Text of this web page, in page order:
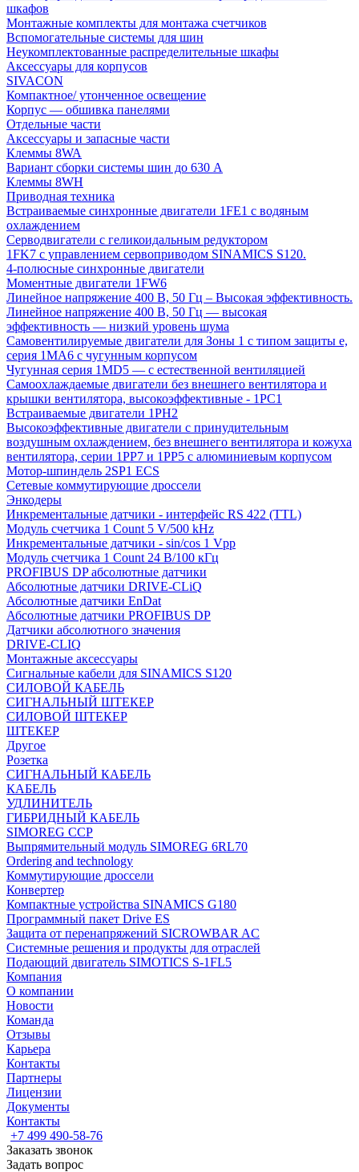
шкафов
Монтажные комплекты для монтажа счетчиков
Вспомогательные системы для шин
Неукомплектованные распределительные шкафы
Аксессуары для корпусов
SIVACON
Компактное/ утонченное освещение
Корпус — обшивка панелями
Отдельные части
Аксессуары и запасные части
Клеммы 8WA
Вариант сборки системы шин до 630 A
Клеммы 8WH
Приводная техника
Встраиваемые синхронные двигатели 1FE1 с водяным
охлаждением
Серводвигатели с геликоидальным редуктором
1FK7 с управлением сервоприводом SINAMICS S120.
4-полюсные синхронные двигатели
Моментные двигатели 1FW6
Линейное напряжение 400 В, 50 Гц – Высокая эффективность.
Линейное напряжение 400 В, 50 Гц — высокая
эффективность — низкий уровень шума
Самовентилируемые двигатели для Зоны 1 с типом защиты e,
серия 1MA6 с чугунным корпусом
Чугунная серия 1MD5 — с естественной вентиляцией
Самоохлаждаемые двигатели без внешнего вентилятора и
крышки вентилятора, высокоэффективные - 1PC1
Встраиваемые двигатели 1PH2
Высокоэффективные двигатели с принудительным
воздушным охлаждением, без внешнего вентилятора и кожуха
вентилятора, серии 1PP7 и 1PP5 с алюминиевым корпусом
Мотор-шпиндель 2SP1 ECS
Сетевые коммутирующие дроссели
Энкодеры
Инкрементальные датчики - интерфейс RS 422 (TTL)
Модуль счетчика 1 Count 5 V/500 kHz
Инкрементальные датчики - sin/cos 1 Vpp
Модуль счетчика 1 Count 24 В/100 кГц
PROFIBUS DP абсолютные датчики
Абсолютные датчики DRIVE-CLiQ
Абсолютные датчики EnDat
Абсолютные датчики PROFIBUS DP
Датчики абсолютного значения
DRIVE-CLIQ
Монтажные аксессуары
Сигнальные кабели для SINAMICS S120
СИЛОВОЙ КАБЕЛЬ
СИГНАЛЬНЫЙ ШТЕКЕР
СИЛОВОЙ ШТЕКЕР
ШТЕКЕР
Другое
Розетка
СИГНАЛЬНЫЙ КАБЕЛЬ
КАБЕЛЬ
УДЛИНИТЕЛЬ
ГИБРИДНЫЙ КАБЕЛЬ
SIMOREG CCP
Выпрямительный модуль SIMOREG 6RL70
Ordering and technology
Коммутирующие дроссели
Конвертер
Компактные устройства SINAMICS G180
Программный пакет Drive ES
Защита от перенапряжений SICROWBAR AC
Системные решения и продукты для отраслей
Подающий двигатель SIMOTICS S-1FL5
Компания
О компании
Новости
Команда
Отзывы
Карьера
Контакты
Партнеры
Лицензии
Документы
Контакты
+7 499 490-58-76
Заказать звонок
Задать вопрос